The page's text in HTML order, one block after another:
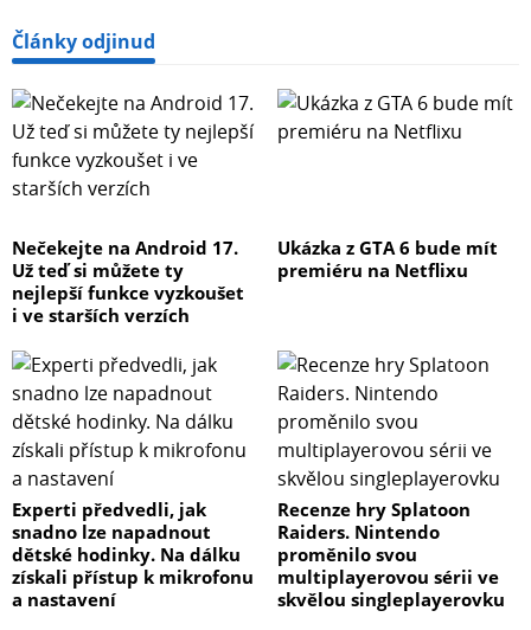
Články odjinud
Nečekejte na Android 17.
Už teď si můžete ty
nejlepší funkce vyzkoušet
i ve starších verzích
Ukázka z GTA 6 bude mít
premiéru na Netflixu
Experti předvedli, jak
snadno lze napadnout
dětské hodinky. Na dálku
získali přístup k mikrofonu
a nastavení
Recenze hry Splatoon
Raiders. Nintendo
proměnilo svou
multiplayerovou sérii ve
skvělou singleplayerovku